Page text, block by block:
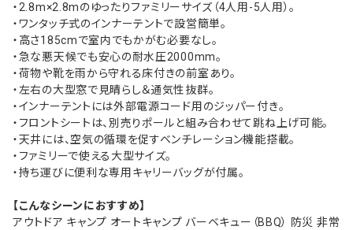
・2.8m×2.8mのゆったりファミリーサイズ（4人用-5人用）。
・ワンタッチ式のインナーテントで設営簡単。
・高さ185cmで室内でもかがむ必要なし。
・急な悪天候でも安心の耐水圧2000mm。
・荷物や靴を雨から守れる床付きの前室あり。
・左右の大型窓で見晴らし＆通気性抜群。
・インナーテントには外部電源コード用のジッパー付き。
・フロントシートは、別売りポールと組み合わせて跳ね上げ可能。
・天井には、空気の循環を促すベンチレーション機能搭載。
・ファミリーで使える大型サイズ。
・持ち運びに便利な専用キャリーバッグが付属。
【こんなシーンにおすすめ】
アウトドア キャンプ オートキャンプ バーベキュー（BBQ） 防災 非常